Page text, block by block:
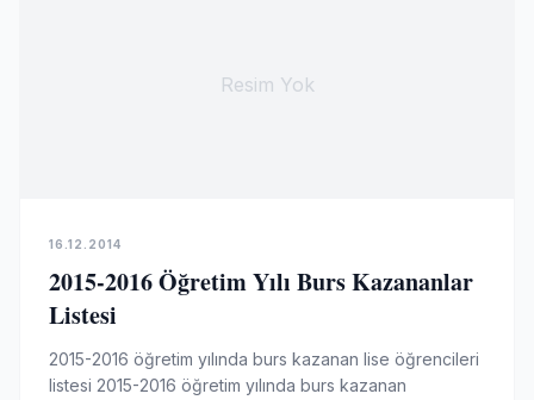
Resim Yok
16.12.2014
2015-2016 Öğretim Yılı Burs Kazananlar
Listesi
2015-2016 öğretim yılında burs kazanan lise öğrencileri
listesi 2015-2016 öğretim yılında burs kazanan